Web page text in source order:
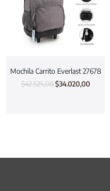
Mochila Carrito Everlast 27678
$42.525,00$34.020,00